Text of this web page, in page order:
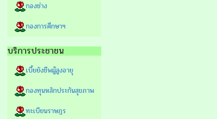
กองช่าง
กองการศึกษาฯ
บริการประชาชน
เบี้ยยังชีพผู้สูงอายุ
กองทุนหลักประกันสุขภาพ
ทะเบียนราษฎร